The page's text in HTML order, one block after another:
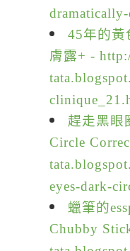
45年的
膚露+ -
趕走黑眼
Circle
eyes-dark-
蠟筆的
Chubby